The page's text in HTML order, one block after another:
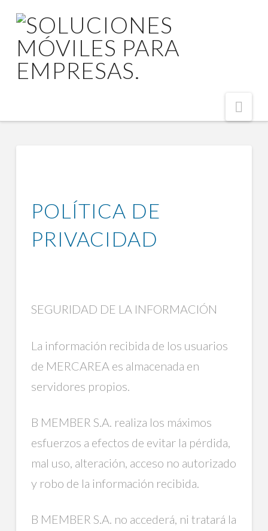
POLÍTICA DE
PRIVACIDAD
SEGURIDAD DE LA INFORMACIÓN
La información recibida de los usuarios
de MERCAREA es almacenada en
servidores propios.
B MEMBER S.A. realiza los máximos
esfuerzos a efectos de evitar la pérdida,
mal uso, alteración, acceso no autorizado
y robo de la información recibida.
B MEMBER S.A. no accederá, ni tratará la